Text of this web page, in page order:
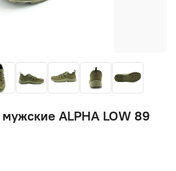
ALPHA LOW 89